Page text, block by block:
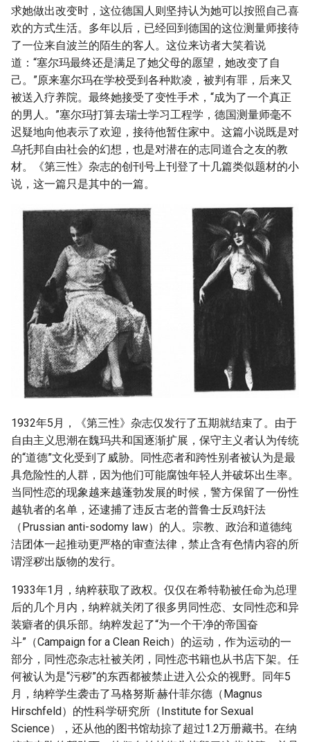
求她做出改变时，这位德国人则坚持认为她可以按照自己喜
欢的方式生活。多年以后，已经回到德国的这位测量师接待
了一位来自波兰的陌生的客人。这位来访者大笑着说
道：“塞尔玛最终还是满足了她父母的愿望，她改变了自
己。”原来塞尔玛在学校受到各种欺凌，被判有罪，后来又
被送入疗养院。最终她接受了变性手术，“成为了一个真正
的男人。”塞尔玛打算去瑞士学习工程学，德国测量师毫不
迟疑地向他表示了欢迎，接待他暂住家中。这篇小说既是对
乌托邦自由社会的幻想，也是对潜在的志同道合之友的教
材。《第三性》杂志的创刊号上刊登了十几篇类似题材的小
说，这一篇只是其中的一篇。
1932年5月，《第三性》杂志仅发行了五期就结束了。由于
自由主义思潮在魏玛共和国逐渐扩展，保守主义者认为传统
的“道德”文化受到了威胁。同性恋者和跨性别者被认为是最
具危险性的人群，因为他们可能腐蚀年轻人并破坏出生率。
当同性恋的现象越来越蓬勃发展的时候，警方保留了一份性
越轨者的名单，还逮捕了违反古老的普鲁士反鸡奸法
（Prussian anti-sodomy law）的人。宗教、政治和道德纯
洁团体一起推动更严格的审查法律，禁止含有色情内容的所
谓淫秽出版物的发行。
1933年1月，纳粹获取了政权。仅仅在希特勒被任命为总理
后的几个月内，纳粹就关闭了很多男同性恋、女同性恋和异
装癖者的俱乐部。纳粹发起了“为一个干净的帝国奋
斗”（Campaign for a Clean Reich）的运动，作为运动的一
部分，同性恋杂志社被关闭，同性恋书籍也从书店下架。任
何被认为是“污秽”的东西都被禁止进入公众的视野。同年5
月，纳粹学生袭击了马格努斯·赫什菲尔德（Magnus
Hirschfeld）的性科学研究所（Institute for Sexual
Science），还从他的图书馆劫掠了超过1.2万册藏书。在纳